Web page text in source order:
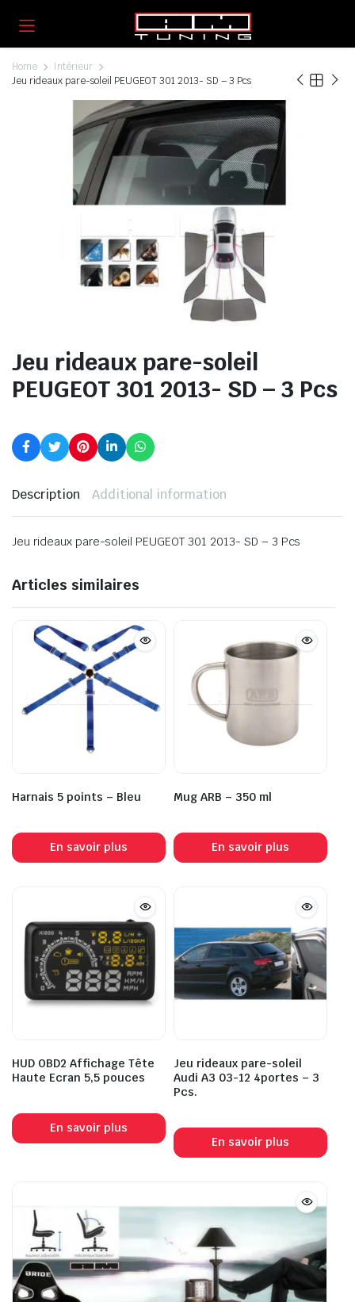
Home
Intérieur
Jeu rideaux pare-soleil PEUGEOT 301 2013- SD – 3 Pcs
Jeu rideaux pare-soleil
PEUGEOT 301 2013- SD – 3 Pcs
Description Additional information
Jeu rideaux pare-soleil PEUGEOT 301 2013- SD – 3 Pcs
Articles similaires
Harnais 5 points – Bleu
En savoir plus
Mug ARB – 350 ml
En savoir plus
HUD OBD2 Affichage Tête
Haute Ecran 5,5 pouces
En savoir plus
Jeu rideaux pare-soleil
Audi A3 03-12 4portes – 3
Pcs.
En savoir plus